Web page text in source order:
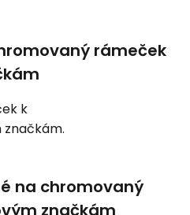
rámeček
k
na chromovaný
značkám